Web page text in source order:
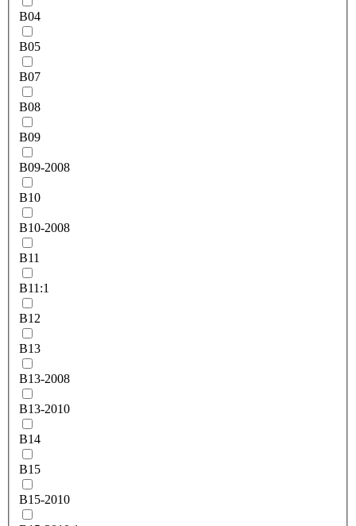
B04
B05
B07
B08
B09
B09-2008
B10
B10-2008
B11
B11:1
B12
B13
B13-2008
B13-2010
B14
B15
B15-2010